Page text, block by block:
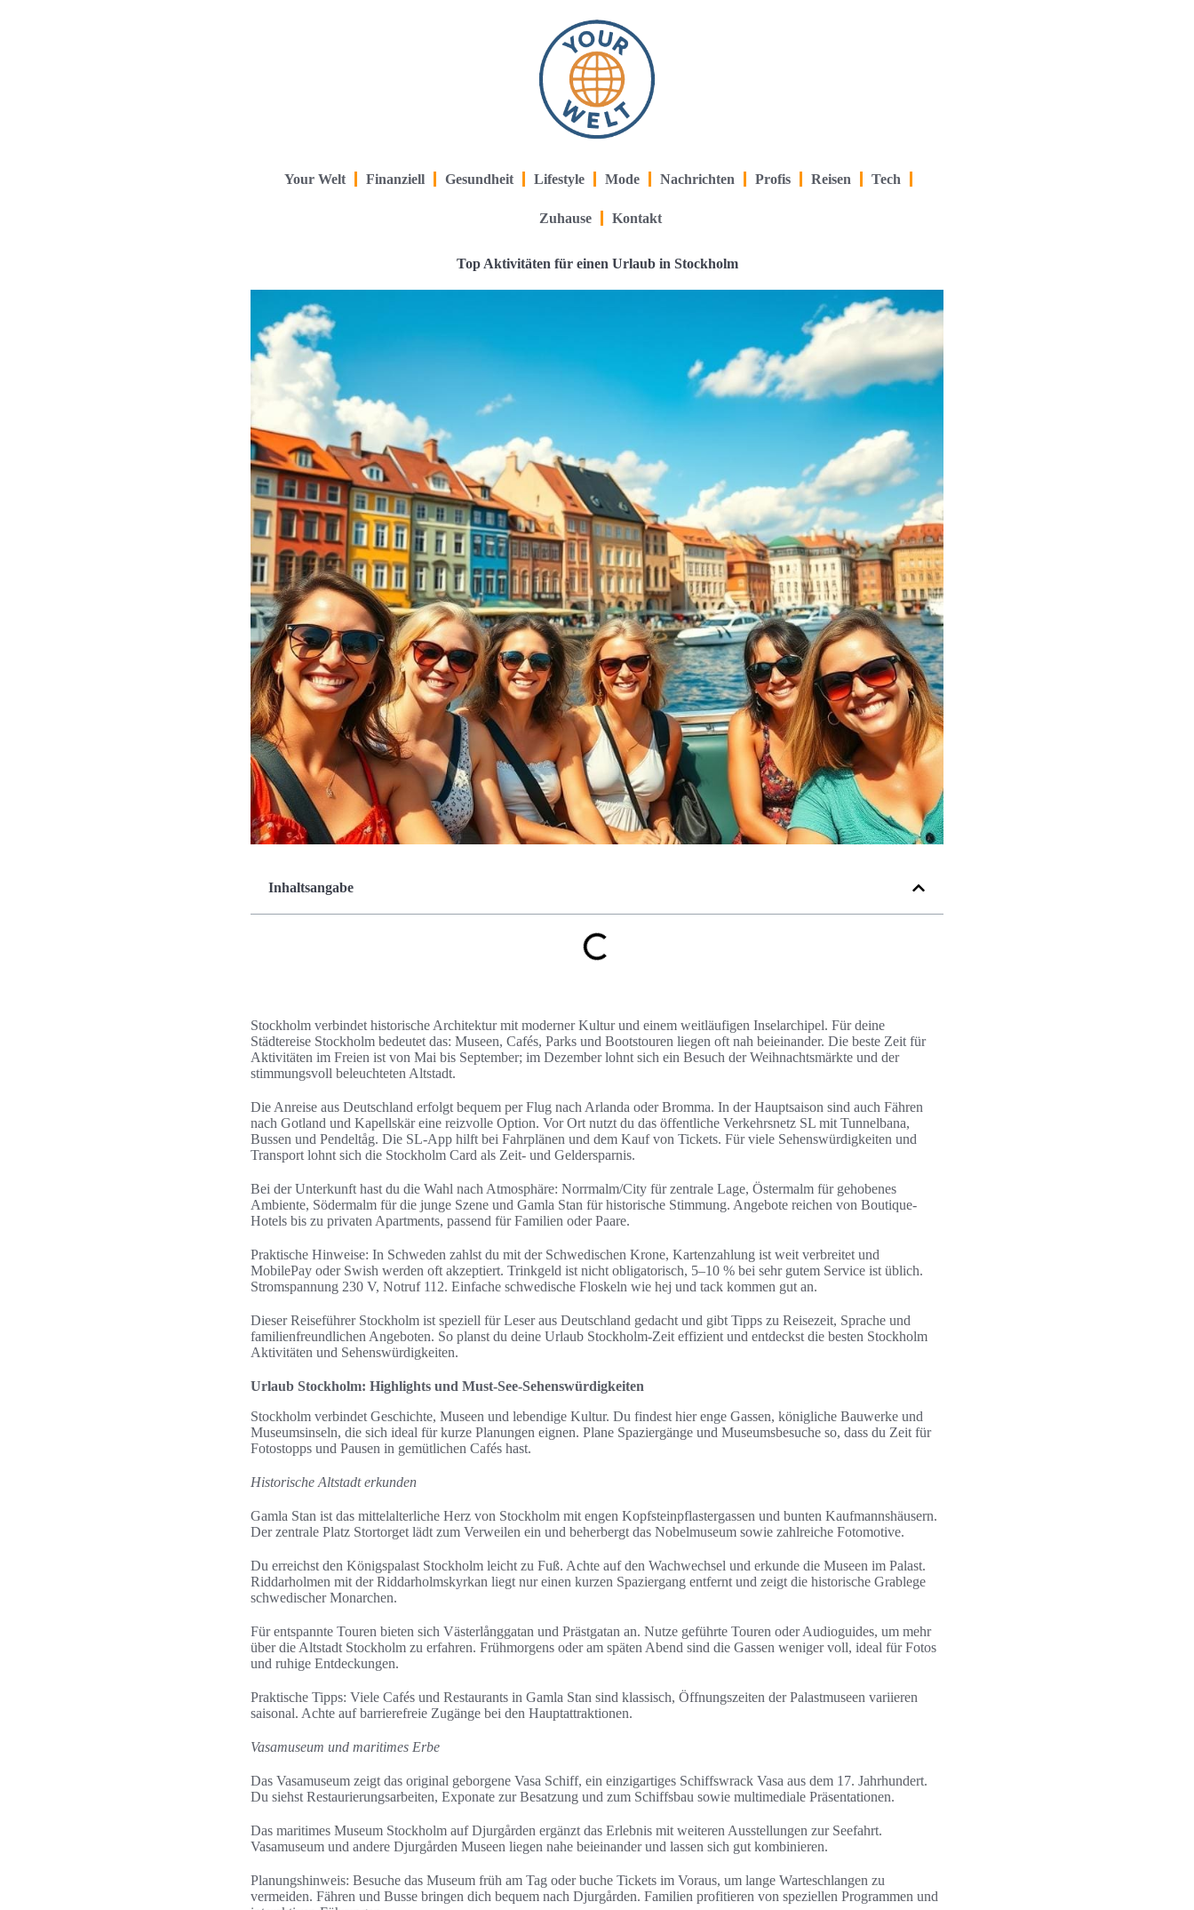
Your Welt Finanziell Gesundheit Lifestyle Mode Nachrichten Profis Reisen Tech
Zuhause Kontakt
Top Aktivitäten für einen Urlaub in Stockholm
Inhaltsangabe
Stockholm verbindet historische Architektur mit moderner Kultur und einem weitläufigen Inselarchipel. Für deine
Städtereise Stockholm bedeutet das: Museen, Cafés, Parks und Bootstouren liegen oft nah beieinander. Die beste Zeit für
Aktivitäten im Freien ist von Mai bis September; im Dezember lohnt sich ein Besuch der Weihnachtsmärkte und der
stimmungsvoll beleuchteten Altstadt.
Die Anreise aus Deutschland erfolgt bequem per Flug nach Arlanda oder Bromma. In der Hauptsaison sind auch Fähren
nach Gotland und Kapellskär eine reizvolle Option. Vor Ort nutzt du das öffentliche Verkehrsnetz SL mit Tunnelbana,
Bussen und Pendeltåg. Die SL-App hilft bei Fahrplänen und dem Kauf von Tickets. Für viele Sehenswürdigkeiten und
Transport lohnt sich die Stockholm Card als Zeit- und Geldersparnis.
Bei der Unterkunft hast du die Wahl nach Atmosphäre: Norrmalm/City für zentrale Lage, Östermalm für gehobenes
Ambiente, Södermalm für die junge Szene und Gamla Stan für historische Stimmung. Angebote reichen von Boutique-
Hotels bis zu privaten Apartments, passend für Familien oder Paare.
Praktische Hinweise: In Schweden zahlst du mit der Schwedischen Krone, Kartenzahlung ist weit verbreitet und
MobilePay oder Swish werden oft akzeptiert. Trinkgeld ist nicht obligatorisch, 5–10 % bei sehr gutem Service ist üblich.
Stromspannung 230 V, Notruf 112. Einfache schwedische Floskeln wie hej und tack kommen gut an.
Dieser Reiseführer Stockholm ist speziell für Leser aus Deutschland gedacht und gibt Tipps zu Reisezeit, Sprache und
familienfreundlichen Angeboten. So planst du deine Urlaub Stockholm-Zeit effizient und entdeckst die besten Stockholm
Aktivitäten und Sehenswürdigkeiten.
Urlaub Stockholm: Highlights und Must‑See‑Sehenswürdigkeiten
Stockholm verbindet Geschichte, Museen und lebendige Kultur. Du findest hier enge Gassen, königliche Bauwerke und
Museumsinseln, die sich ideal für kurze Planungen eignen. Plane Spaziergänge und Museumsbesuche so, dass du Zeit für
Fotostopps und Pausen in gemütlichen Cafés hast.
Historische Altstadt erkunden
Gamla Stan ist das mittelalterliche Herz von Stockholm mit engen Kopfsteinpflastergassen und bunten Kaufmannshäusern.
Der zentrale Platz Stortorget lädt zum Verweilen ein und beherbergt das Nobelmuseum sowie zahlreiche Fotomotive.
Du erreichst den Königspalast Stockholm leicht zu Fuß. Achte auf den Wachwechsel und erkunde die Museen im Palast.
Riddarholmen mit der Riddarholmskyrkan liegt nur einen kurzen Spaziergang entfernt und zeigt die historische Grablege
schwedischer Monarchen.
Für entspannte Touren bieten sich Västerlånggatan und Prästgatan an. Nutze geführte Touren oder Audioguides, um mehr
über die Altstadt Stockholm zu erfahren. Frühmorgens oder am späten Abend sind die Gassen weniger voll, ideal für Fotos
und ruhige Entdeckungen.
Praktische Tipps: Viele Cafés und Restaurants in Gamla Stan sind klassisch, Öffnungszeiten der Palastmuseen variieren
saisonal. Achte auf barrierefreie Zugänge bei den Hauptattraktionen.
Vasamuseum und maritimes Erbe
Das Vasamuseum zeigt das original geborgene Vasa Schiff, ein einzigartiges Schiffswrack Vasa aus dem 17. Jahrhundert.
Du siehst Restaurierungsarbeiten, Exponate zur Besatzung und zum Schiffsbau sowie multimediale Präsentationen.
Das maritimes Museum Stockholm auf Djurgården ergänzt das Erlebnis mit weiteren Ausstellungen zur Seefahrt.
Vasamuseum und andere Djurgården Museen liegen nahe beieinander und lassen sich gut kombinieren.
Planungshinweis: Besuche das Museum früh am Tag oder buche Tickets im Voraus, um lange Warteschlangen zu
vermeiden. Fähren und Busse bringen dich bequem nach Djurgården. Familien profitieren von speziellen Programmen und